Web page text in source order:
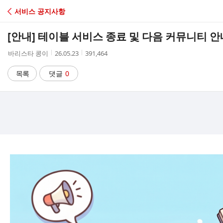
C
A
서비스 공지사항
[안내] 테이블 서비스 종료 및 다음 커뮤니티 안
작
자
바리스타 콩이
작
시
간
26.05.23
조
391,464
목록 댓글 0